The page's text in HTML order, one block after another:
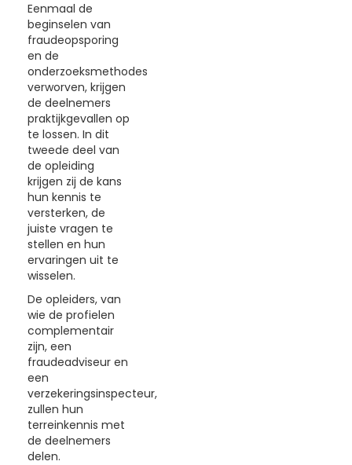
Eenmaal de
beginselen van
fraudeopsporing
en de
onderzoeksmethodes
verworven, krijgen
de deelnemers
praktijkgevallen op
te lossen. In dit
tweede deel van
de opleiding
krijgen zij de kans
hun kennis te
versterken, de
juiste vragen te
stellen en hun
ervaringen uit te
wisselen.
De opleiders, van
wie de profielen
complementair
zijn, een
fraudeadviseur en
een
verzekeringsinspecteur,
zullen hun
terreinkennis met
de deelnemers
delen.